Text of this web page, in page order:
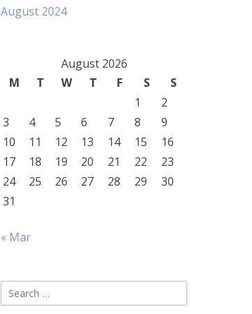
August 2024
August 2026
M
T W T F S
S
1
2
3
4 5 6 7 8
9
10
11 12 13 14 15
16
17
18 19 20 21 22
23
24
25 26 27 28 29
30
31
« Mar
Search
for: